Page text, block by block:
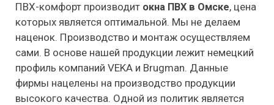
ПВХ-комфорт производит окна ПВХ в Омске, цена
которых является оптимальной. Мы не делаем
наценок. Производство и монтаж осуществляем
сами. В основе нашей продукции лежит немецкий
профиль компаний VEKA и Brugman. Данные
фирмы нацелены на производство продукции
высокого качества. Одной из политик является